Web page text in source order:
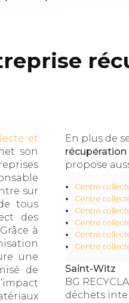
et
son
sur
tous
des
à
une
de
En plus de
récupération
propose
Centre
Centre
Centre
Centre
Centre
Centre
Saint-Witz
BG
déchets